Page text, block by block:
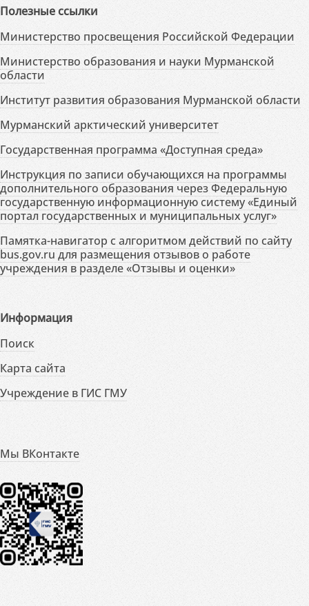
Полезные ссылки
Министерство просвещения Российской Федерации
Министерство образования и науки Мурманской
области
Институт развития образования Мурманской области
Мурманский арктический университет
Государственная программа «Доступная среда»
Инструкция по записи обучающихся на программы
дополнительного образования через Федеральную
государственную информационную систему «Единый
портал государственных и муниципальных услуг»
Памятка-навигатор с алгоритмом действий по сайту
bus.gov.ru для размещения отзывов о работе
учреждения в разделе «Отзывы и оценки»
Информация
Поиск
Карта сайта
Учреждение в ГИС ГМУ
Мы ВКонтакте